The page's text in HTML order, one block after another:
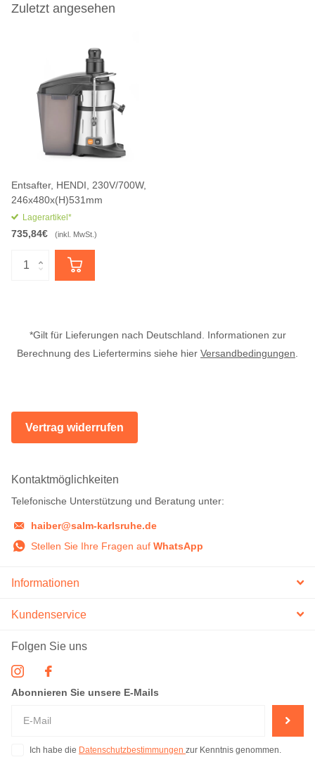
Zuletzt angesehen
Entsafter, HENDI, 230V/700W,
246x480x(H)531mm
Lagerartikel*
735,84€ (inkl. MwSt.)
*Gilt für Lieferungen nach Deutschland. Informationen zur
Berechnung des Liefertermins siehe hier Versandbedingungen.
Vertrag widerrufen
Kontaktmöglichkeiten
Telefonische Unterstützung und Beratung unter:
haiber@salm-karlsruhe.de
Stellen Sie Ihre Fragen auf WhatsApp
Informationen
Kundenservice
Folgen Sie uns
Abonnieren Sie unsere E-Mails
Ich habe die Datenschutzbestimmungen zur Kenntnis genommen.